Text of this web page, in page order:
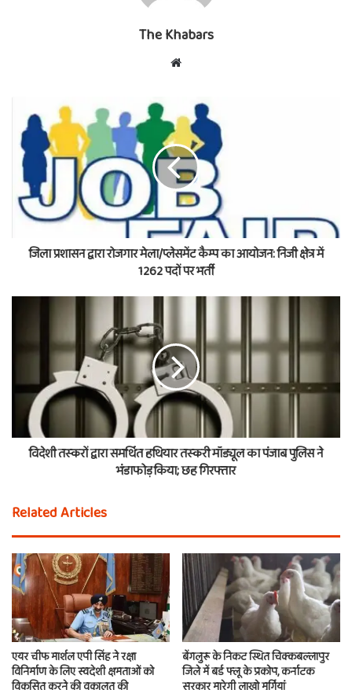
The Khabars
Website
जिला प्रशासन द्वारा रोजगार मेला/प्लेसमेंट कैम्प का आयोजन: निजी क्षेत्र में
1262 पदों पर भर्ती
विदेशी तस्करों द्वारा समर्थित हथियार तस्करी मॉड्यूल का पंजाब पुलिस ने
भंडाफोड़ किया; छह गिरफ्तार
Related Articles
एयर चीफ मार्शल एपी सिंह ने रक्षा
विनिर्माण के लिए स्वदेशी क्षमताओं को
बेंगलुरू के निकट स्थित चिक्कबल्लापुर
जिले में बर्ड फ्लू के प्रकोप, कर्नाटक